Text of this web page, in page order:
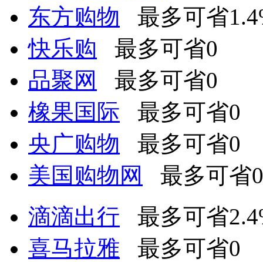
东方购物 最多可省
快乐购 最多可省0
品聚网
最多可省0
橡果国际 最多可省0
央广购物 最多可省0
美国购物网
最多可省0
滴滴出行 最多可省
喜马拉雅 最多可省0